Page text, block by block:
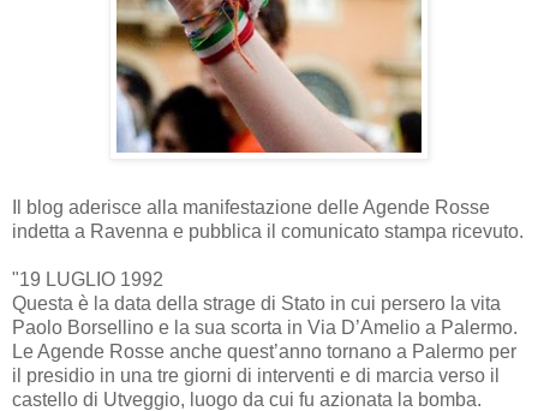
Il blog aderisce alla manifestazione delle Agende Rosse
indetta a Ravenna e pubblica il comunicato stampa ricevuto.
"19 LUGLIO 1992
Questa è la data della strage di Stato in cui persero la vita
Paolo Borsellino e la sua scorta in Via D’Amelio a Palermo.
Le Agende Rosse anche quest’anno tornano a Palermo per
il presidio in una tre giorni di interventi e di marcia verso il
castello di Utveggio, luogo da cui fu azionata la bomba.